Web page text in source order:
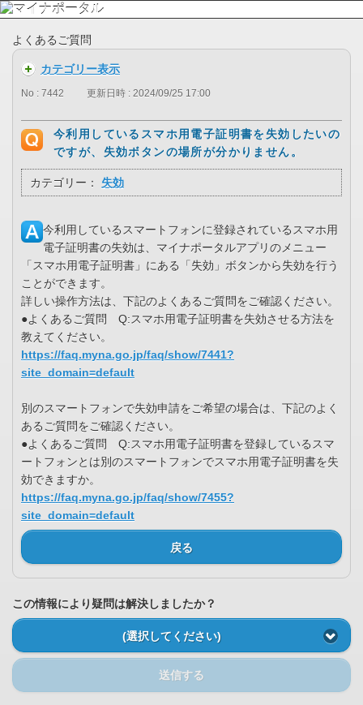
よくあるご質問
カテゴリー表示
No : 7442 更新日時 : 2024/09/25 17:00
今利用しているスマホ用電子証明書を失効したいの
ですが、失効ボタンの場所が分かりません。
カテゴリー： 失効
今利用しているスマートフォンに登録されているスマホ用
電子証明書の失効は、マイナポータルアプリのメニュー
「スマホ用電子証明書」にある「失効」ボタンから失効を行う
ことができます。
詳しい操作方法は、下記のよくあるご質問をご確認ください。
●よくあるご質問 Q:スマホ用電子証明書を失効させる方法を
教えてください。
https://faq.myna.go.jp/faq/show/7441?
site_domain=default
別のスマートフォンで失効申請をご希望の場合は、下記のよく
あるご質問をご確認ください。
●よくあるご質問 Q:スマホ用電子証明書を登録しているスマ
ートフォンとは別のスマートフォンでスマホ用電子証明書を失
効できますか。
https://faq.myna.go.jp/faq/show/7455?
site_domain=default
戻る
この情報により疑問は解決しましたか？
(選択してください)
送信する